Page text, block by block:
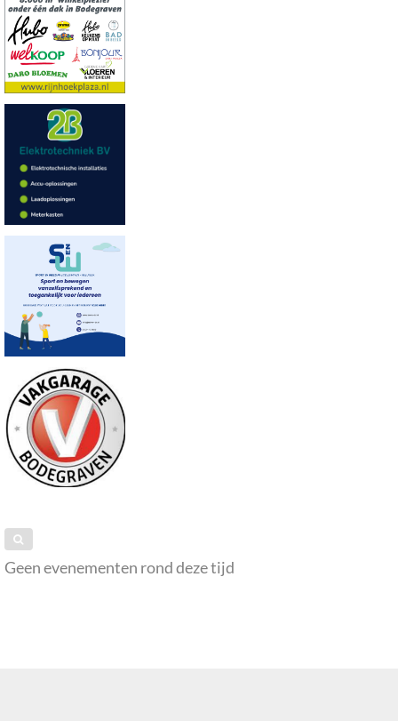
Geen evenementen rond deze tijd